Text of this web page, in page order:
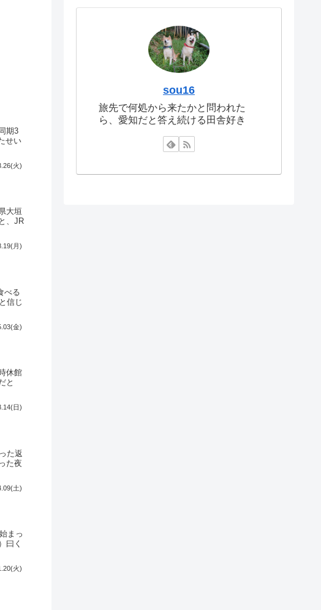
期3
せい
火)
大垣
、JR
月)
べる
信じ
金)
休館
と
日)
た返
た夜
土)
まっ
曰く
火)
sou16
旅先で何処から来たかと問われた
ら、愛知だと答え続ける田舎好き